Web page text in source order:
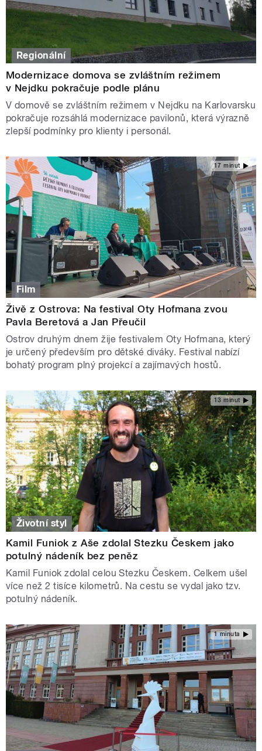
Regionální
Modernizace domova se zvláštním režimem
v Nejdku pokračuje podle plánu
V domově se zvláštním režimem v Nejdku na Karlovarsku
pokračuje rozsáhlá modernizace pavilonů, která výrazně
zlepší podmínky pro klienty i personál.
17 minut
Film
Živě z Ostrova: Na festival Oty Hofmana zvou
Pavla Beretová a Jan Přeučil
Ostrov druhým dnem žije festivalem Oty Hofmana, který
je určený především pro dětské diváky. Festival nabízí
bohatý program plný projekcí a zajímavých hostů.
13 minut
Životní styl
Kamil Funiok z Aše zdolal Stezku Českem jako
potulný nádeník bez peněz
Kamil Funiok zdolal celou Stezku Českem. Celkem ušel
více než 2 tisíce kilometrů. Na cestu se vydal jako tzv.
potulný nádeník.
1 minuta